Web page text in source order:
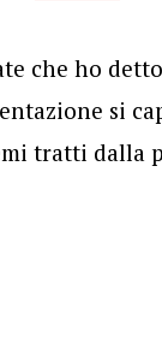
che ho detto
si
tratti dalla